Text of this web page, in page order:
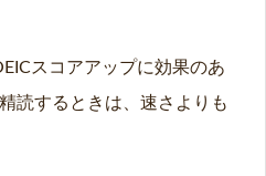
スコアアップに効果のあ
読するときは、速さよりも